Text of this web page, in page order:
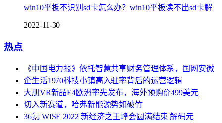
win10平板不识别sd卡怎么办？win10平板读不出sd卡解
2022-11-30
热点
《中国电力报》依托智慧共享财务管理体系，国网安徽
企生活1970科技小镇高入驻率背后的运营逻辑
大朋VR新品E4欧洲率先发布，海外预购价499美元
切入新赛道，哈弗新能源势如破竹
36氪 WISE 2022 新经济之王峰会圆满结束 解码元